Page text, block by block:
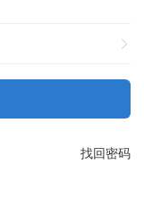
找回密码